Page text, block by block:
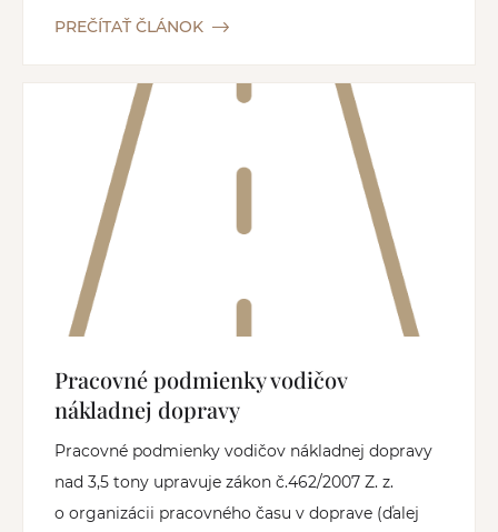
PREČÍTAŤ ČLÁNOK
Pracovné podmienky vodičov
nákladnej dopravy
Pracovné podmienky vodičov nákladnej dopravy
nad 3,5 tony upravuje zákon č.462/2007 Z. z.
o organizácii pracovného času v doprave (ďalej